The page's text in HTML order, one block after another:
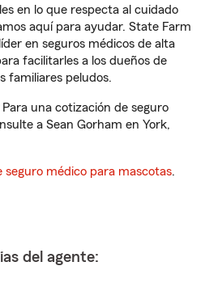
en lo que respecta al cuidado
aquí para ayudar. State Farm
en seguros médicos de alta
facilitarles a los dueños de
familiares peludos.
una cotización de seguro
a Sean Gorham en York,
seguro médico para mascotas.
del agente: